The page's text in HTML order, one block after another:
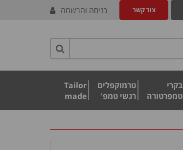
צור קשר כניסה והרשמה
בקרי
טמפרטורה
טרמוקפלים
רגשי טמפ'
Tailor
made